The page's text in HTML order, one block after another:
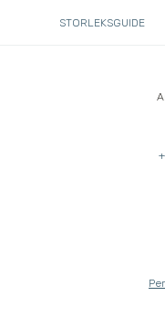
STORLEKSGUIDE